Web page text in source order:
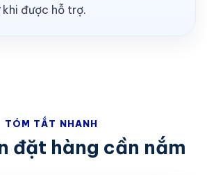
được hỗ trợ.
TÓM TẮT NHANH
đặt hàng cần nắm